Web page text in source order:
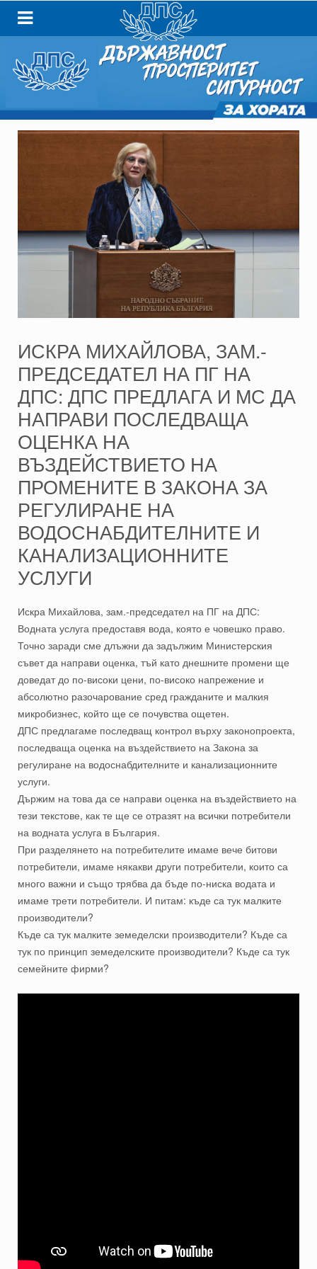
ИСКРА МИХАЙЛОВА, ЗАМ.-
ПРЕДСЕДАТЕЛ НА ПГ НА
ДПС: ДПС ПРЕДЛАГА И МС ДА
НАПРАВИ ПОСЛЕДВАЩА
ОЦЕНКА НА
ВЪЗДЕЙСТВИЕТО НА
ПРОМЕНИТЕ В ЗАКОНА ЗА
РЕГУЛИРАНЕ НА
ВОДОСНАБДИТЕЛНИТЕ И
КАНАЛИЗАЦИОННИТЕ
УСЛУГИ
Искра Михайлова, зам.-председател на ПГ на ДПС:
Водната услуга предоставя вода, която е човешко право.
Точно заради сме длъжни да задължим Министерския
съвет да направи оценка, тъй като днешните промени ще
доведат до по-високи цени, по-високо напрежение и
абсолютно разочарование сред гражданите и малкия
микробизнес, който ще се почувства ощетен.
ДПС предлагаме последващ контрол върху законопроекта,
последваща оценка на въздействието на Закона за
регулиране на водоснабдителните и канализационните
услуги.
Държим на това да се направи оценка на въздействието на
тези текстове, как те ще се отразят на всички потребители
на водната услуга в България.
При разделянето на потребителите имаме вече битови
потребители, имаме някакви други потребители, които са
много важни и също трябва да бъде по-ниска водата и
имаме трети потребители. И питам: къде са тук малките
производители?
Къде са тук малките земеделски производители? Къде са
тук по принцип земеделските производители? Къде са тук
семейните фирми?